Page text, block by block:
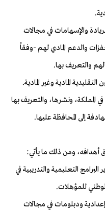
والإسهامات في مجالات
والدعم المادي لهم -وفقاً
والتعريف بها.
المملكة، ونشرها، والتعريف بها
إلى المحافظة عليها.
أهدافه، ومن ذلك ما يأتي:
البرامج التعليمية والتدريبية في
للمؤهلات.
ودبلومات في مجالات